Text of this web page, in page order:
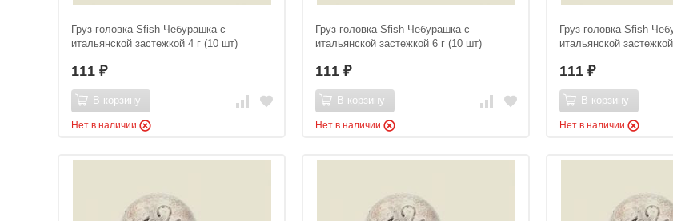
Груз-головка Sfish Чебурашка с
итальянской застежкой 4 г (10 шт)
111 ₽
В корзину
Нет в наличии
Груз-головка Sfish Чебурашка с
итальянской застежкой 6 г (10 шт)
111 ₽
В корзину
Нет в наличии
Груз-головка Sfish
итальянской
111 ₽
В корзину
Нет в наличии